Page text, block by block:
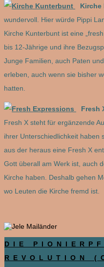
Kirche
wundervoll. Hier würde Pippi
Kirche Kunterbunt ist eine
bis 12-Jährige und ihre
Junge Familien, auch Paten
erleben, auch wenn sie bisher
hatten.
Fresh
Fresh X steht für ergänzende
ihrer Unterschiedlichkeit haben
aus der heraus eine Fresh X
Gott überall am Werk ist, auch
Kirche haben. Deshalb gehen
wo Leuten die Kirche fremd ist.
DIE
REVOLUTION